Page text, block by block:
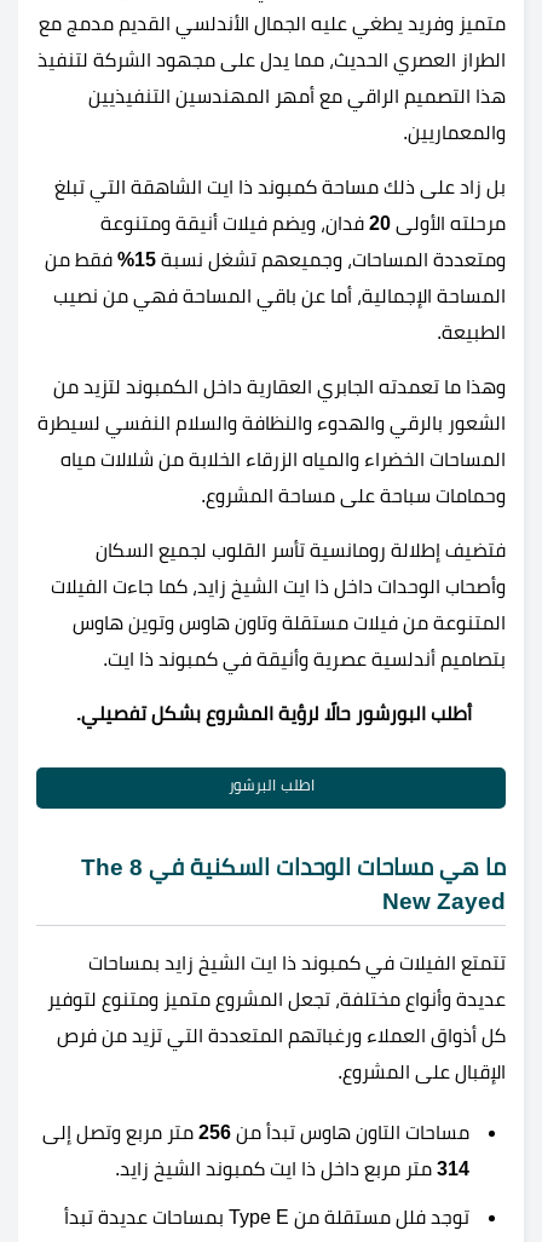
متميز وفريد يطغي عليه الجمال الأندلسي القديم مدمج مع
الطراز العصري الحديث، مما يدل على مجهود الشركة لتنفيذ
هذا التصميم الراقي مع أمهر المهندسين التنفيذيين
والمعماريين.
بل زاد على ذلك مساحة كمبوند ذا ايت الشاهقة التي تبلغ
مرحلته الأولى 20 فدان، ويضم فيلات أنيقة ومتنوعة
ومتعددة المساحات، وجميعهم تشغل نسبة 15%
فقط من
المساحة الإجمالية، أما عن باقي المساحة فهي من نصيب
الطبيعة.
وهذا ما تعمدته الجابري العقارية داخل الكمبوند لتزيد من
الشعور بالرقي والهدوء والنظافة والسلام النفسي لسيطرة
المساحات الخضراء والمياه الزرقاء الخلابة من شلالات مياه
وحمامات سباحة على مساحة المشروع.
فتضيف إطلالة رومانسية تأسر القلوب لجميع السكان
وأصحاب الوحدات داخل ذا ايت الشيخ زايد، كما جاءت الفيلات
المتنوعة من فيلات مستقلة وتاون هاوس وتوين هاوس
بتصاميم أندلسية عصرية وأنيقة في كمبوند ذا ايت.
أطلب البورشور حالًا لرؤية المشروع بشكل تفصيلي.
اطلب البرشور
ما هي مساحات الوحدات السكنية في The 8
New Zayed
تتمتع الفيلات في كمبوند ذا ايت الشيخ زايد بمساحات
عديدة وأنواع مختلفة، تجعل المشروع متميز ومتنوع لتوفير
كل أذواق العملاء ورغباتهم المتعددة التي تزيد من فرص
الإقبال على المشروع.
مساحات التاون هاوس تبدأ من 256 متر مربع وتصل إلى
314 متر مربع داخل ذا ايت كمبوند الشيخ زايد.
توجد فلل مستقلة من Type E بمساحات عديدة تبدأ